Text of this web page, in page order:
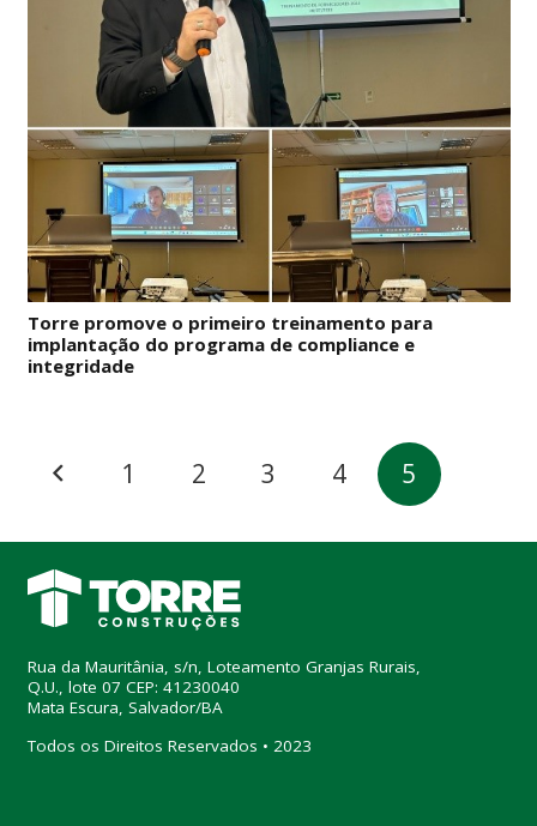
Torre promove o primeiro treinamento para
implantação do programa de compliance e
integridade
1 2 3 4 5
Rua da Mauritânia, s/n, Loteamento Granjas Rurais,
Q.U., lote 07 CEP: 41230040
Mata Escura, Salvador/BA
Todos os Direitos Reservados • 2023